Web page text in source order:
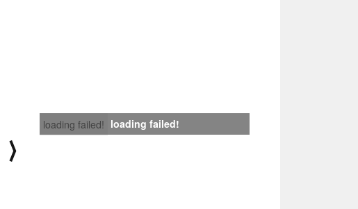
loading failed! loading failed!
⟩